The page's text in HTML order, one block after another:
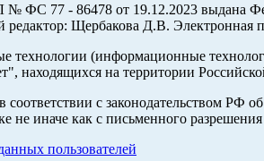
ФС 77 - 86478 от 19.12.2023 выдана
Щербакова Д.В. Электронная
(информационные
находящихся на территории
с законодательством
не иначе как с письменного разрешения
пользователей